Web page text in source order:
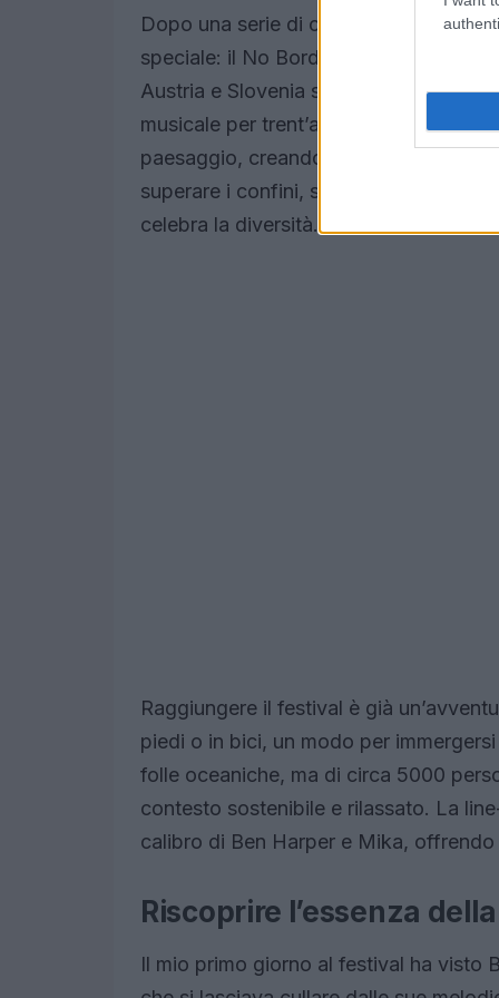
Dopo una serie di concerti, ho
speciale: il No Borders Festival a
Austria e Slovenia si incontrano, i
musicale per trent’anni. Qui, la natura
paesaggio, creando un’atmosfera
superare i confini, sia geografici che
celebra la diversità.
Raggiungere il festival è già
piedi o in bici, un modo per
folle oceaniche, ma di circa 5000
contesto sostenibile e rilassato. La
calibro di Ben Harper e Mika,
Riscoprire l’essenza
Il mio primo giorno al festival ha visto